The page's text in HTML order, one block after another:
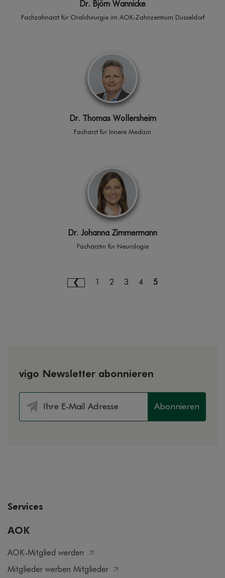
Dr. Björn Wannicke
Fach­zahnarzt für Oral­chirurgie im AOK-Zahnzentrum Düsseldorf
Dr. Thomas Wollersheim
Facharzt für Innere Medizin
Dr. Johanna Zimmermann
Fachärztin für Neurologie
2 3 4 5
vigo Newsletter abonnieren
Abonnieren
Services
AOK
AOK-Mitglied werden
Mitglieder werben Mitglieder